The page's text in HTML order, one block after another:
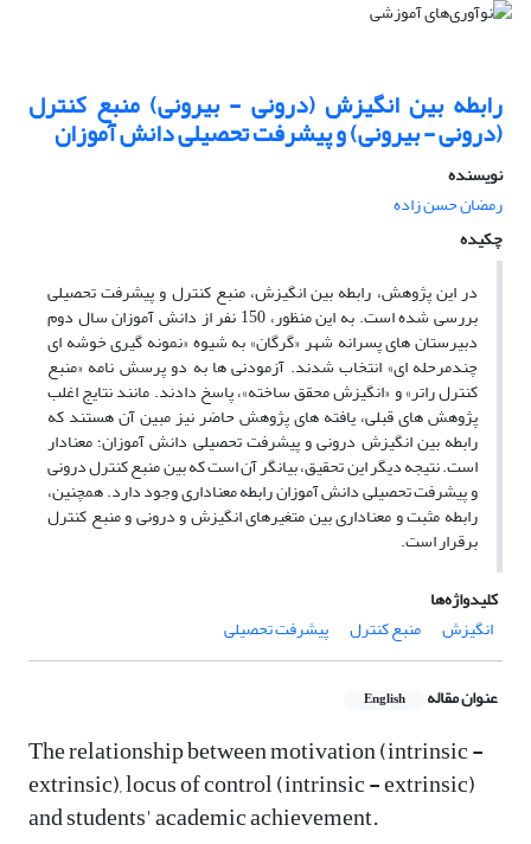
رابطه بین انگیزش (درونی - بیرونی) منبع کنترل
(درونی - بیرونی) و پیشرفت تحصیلی دانش آموزان
نویسنده
رمضان حسن زاده
چکیده
در این پژوهش، رابطه بین انگیزش، منبع کنترل و پیشرفت تحصیلی
بررسی شده است. به این منظور، 150 نفر از دانش آموزان سال دوم
دبیرستان های پسرانه شهر «گرگان» به شیوه «نمونه گیری خوشه ای
چندمرحله ای» انتخاب شدند. آزمودنی ها به دو پرسش نامه «منبع
کنترل راتر» و «انگیزش محقق ساخته»، پاسخ دادند. مانند نتایج اغلب
پژوهش های قبلی، یافته های پژوهش حاضر نیز مبین آن هستند که
رابطه بین انگیزش درونی و پیشرفت تحصیلی دانش آموزان؛ معنادار
است. نتیجه دیگر این تحقیق، بیانگر آن است که بین منبع کنترل درونی
و پیشرفت تحصیلی دانش آموزان رابطه معناداری وجود دارد. همچنین،
رابطه مثبت و معناداری بین متغیرهای انگیزش و درونی و منبع کنترل
برقرار است.
کلیدواژه‌ها
انگیزش
منبع کنترل پیشرفت تحصیلی
عنوان مقاله English
The relationship between motivation (intrinsic -
extrinsic), locus of control (intrinsic - extrinsic)
and students' academic achievement.